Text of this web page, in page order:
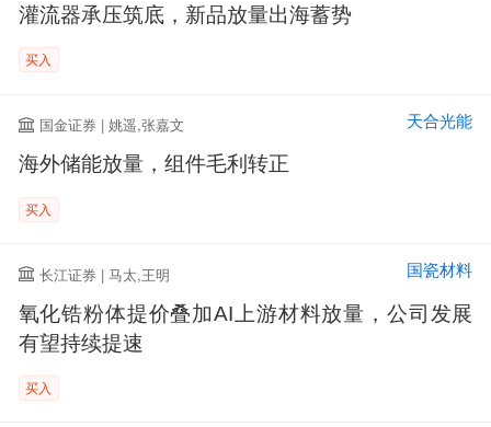
灌流器承压筑底，新品放量出海蓄势
买入
国金证券 | 姚遥,张嘉文 天合光能
海外储能放量，组件毛利转正
买入
长江证券 | 马太,王明 国瓷材料
氧化锆粉体提价叠加AI上游材料放量，公司发展
有望持续提速
买入